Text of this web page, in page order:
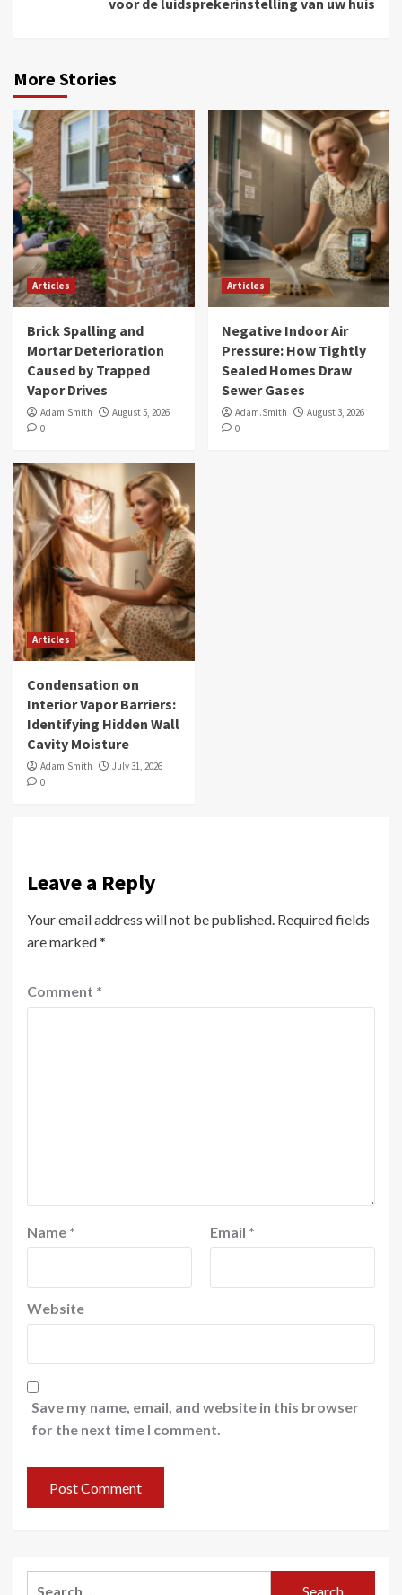
voor de luidsprekerinstelling van uw huis
More Stories
Articles
Brick Spalling and
Mortar Deterioration
Caused by Trapped
Vapor Drives
Adam.Smith
August 5, 2026
0
Articles
Negative Indoor Air
Pressure: How Tightly
Sealed Homes Draw
Sewer Gases
Adam.Smith
August 3, 2026
0
Articles
Condensation on
Interior Vapor Barriers:
Identifying Hidden Wall
Cavity Moisture
Adam.Smith
July 31, 2026
0
Leave a Reply
Your email address will not be published. Required fields
are marked*
Comment *
Name * Email *
Website
Save my name, email, and website in this browser
for the next time I comment.